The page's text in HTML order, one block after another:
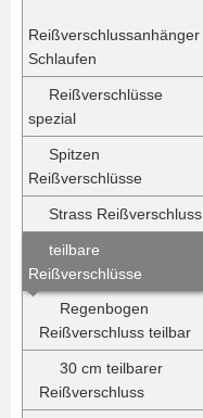
Reißverschlussanhänger
Schlaufen
Reißverschlüsse
spezial
Spitzen
Reißverschlüsse
Strass Reißverschluss
teilbare
Reißverschlüsse
Regenbogen
Reißverschluss teilbar
30 cm teilbarer
Reißverschluss